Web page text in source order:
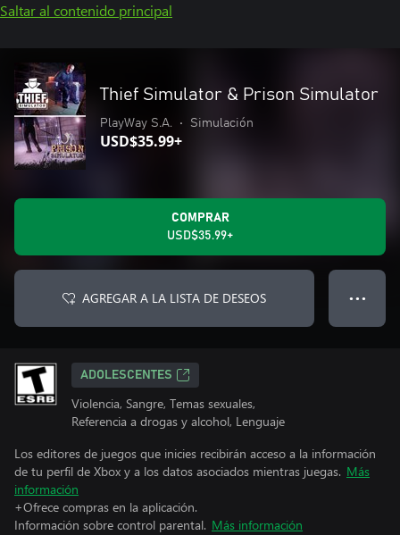
Saltar al contenido principal
Thief Simulator & Prison Simulator
PlayWay S.A. • Simulación
USD$35.99+
COMPRAR
USD$35.99+
AGREGAR A LA LISTA DE DESEOS ● ● ●
ADOLESCENTES
Violencia, Sangre, Temas sexuales,
Referencia a drogas y alcohol, Lenguaje
Los editores de juegos que inicies recibirán acceso a la información
de tu perfil de Xbox y a los datos asociados mientras juegas. Más
información
+Ofrece compras en la aplicación.
Información sobre control parental. Más información